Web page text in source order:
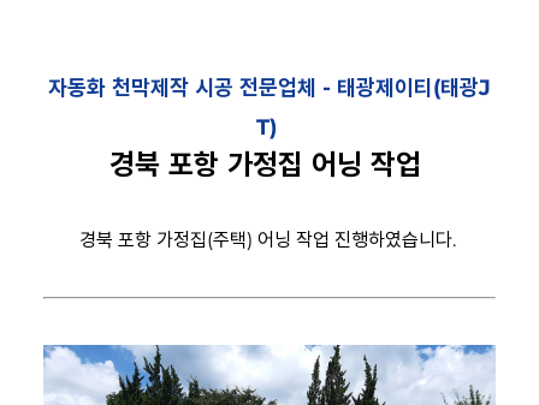
자동화 천막제작 시공 전문업체 - 태광제이티(태광J
T)
경북 포항 가정집 어닝 작업
경북 포항 가정집(주택) 어닝 작업 진행하였습니다.